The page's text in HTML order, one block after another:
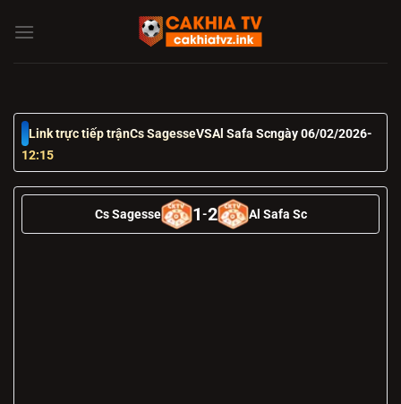
đến
Link trực tiếp trậnCs SagesseVSAl Safa Scngày 06/02/2026-
12:15
Cs Sagesse 1-2 Al Safa Sc